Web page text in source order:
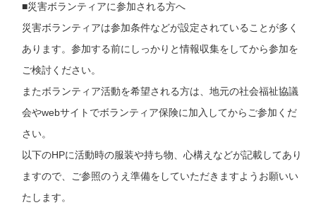
■災害ボランティアに参加される方へ
災害ボランティアは参加条件などが設定されていることが多く
あります。参加する前にしっかりと情報収集をしてから参加を
ご検討ください。
またボランティア活動を希望される方は、地元の社会福祉協議
会やwebサイトでボランティア保険に加入してからご参加くだ
さい。
以下のHPに活動時の服装や持ち物、心構えなどが記載してあり
ますので、ご参照のうえ準備をしていただきますようお願いい
たします。